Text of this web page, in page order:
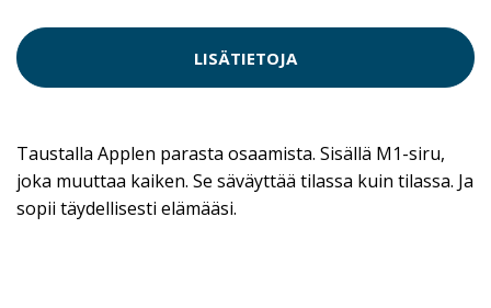
LISÄTIETOJA
Taustalla Applen parasta osaamista. Sisällä M1-siru,
joka muuttaa kaiken. Se säväyttää tilassa kuin tilassa. Ja
sopii täydellisesti elämääsi.